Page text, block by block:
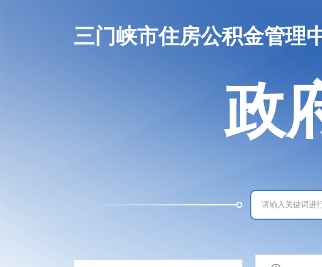
三门峡市住房公积金管理
政